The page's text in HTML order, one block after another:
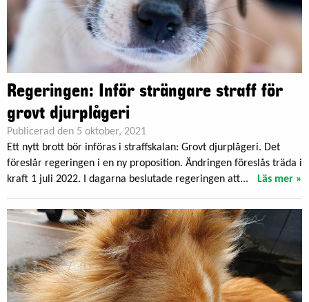
Regeringen: Inför strängare straff för
grovt djurplågeri
Publicerad den 5 oktober, 2021
Ett nytt brott bör införas i straffskalan: Grovt djurplågeri. Det
föreslår regeringen i en ny proposition. Ändringen föreslås träda i
kraft 1 juli 2022. I dagarna beslutade regeringen att...
Läs mer »